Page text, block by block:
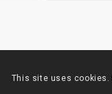
This site uses cookies.